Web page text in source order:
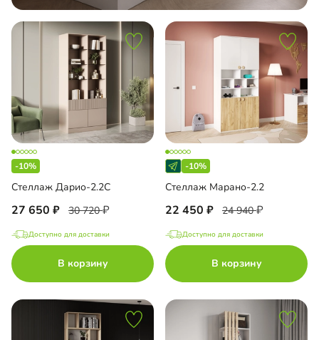
-10%
Стеллаж Дарио-2.2С
27 650 30 720
Доступно для доставки
В корзину
-10%
Стеллаж Марано-2.2
22 450 24 940
Доступно для доставки
В корзину